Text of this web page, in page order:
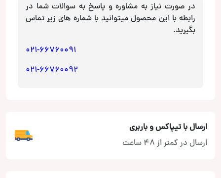
در صورت نیاز به مشاوره و پاسخ به سوالات شما در
رابطه با این محصول میتوانید با شماره های زیر تماس
بگیرید.
021-66760091
021-66760092
ارسال با تیپاکس و باربری
ارسال در کمتر از 48 ساعت